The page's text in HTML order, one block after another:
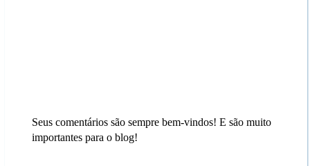
Seus comentários são sempre bem-vindos! E são muito
importantes para o blog!